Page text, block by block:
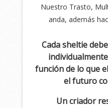
Nuestro Trasto,
anda, además
Cada sheltie
función de lo que
el futuro
Un criador